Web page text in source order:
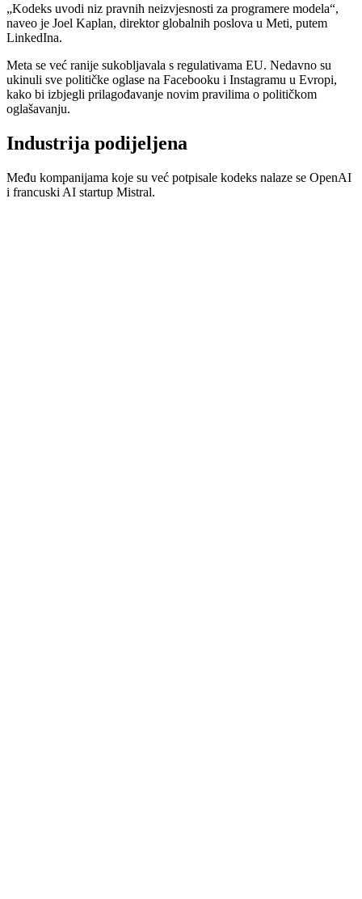
„Kodeks uvodi niz pravnih neizvjesnosti za programere modela“,
naveo je Joel Kaplan, direktor globalnih poslova u Meti, putem
LinkedIna.
Meta se već ranije sukobljavala s regulativama EU. Nedavno su
ukinuli sve političke oglase na Facebooku i Instagramu u Evropi,
kako bi izbjegli prilagođavanje novim pravilima o političkom
oglašavanju.
Industrija podijeljena
Među kompanijama koje su već potpisale kodeks nalaze se OpenAI
i francuski AI startup Mistral.